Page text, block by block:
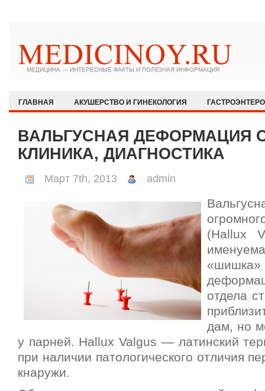
ГЛАВНАЯ АКУШЕРСТВО И ГИНЕКОЛОГИЯ
КАРДИОЛОГИЯ
МЕДИЦИНА И ОБЩЕСТВО
НЕВРОЛОГИЯ
ПЕДИАТРИЯ
РЕВМАТОЛОГИЯ И НЕФРОЛОГИЯ
ХИРУРГИЯ
ЭКСТРЕННАЯ МЕДИЦИНА ЭНДОКРИНОЛОГИЯ
ВАЛЬГУСНАЯ ДЕФОРМАЦИЯ
КЛИНИКА, ДИАГНОСТИКА
Март 7th, 2013 admin
(Hallux
«шишка»
отдела
дам, но
у парней. Hallux Valgus — латинский
при наличии патологического отличия
кнаружи.